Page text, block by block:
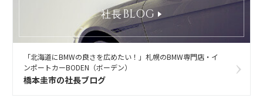
社長BLOG
「北海道にBMWの良さを広めたい！」札幌のBMW専門店・イ
ンポートカーBODEN（ボーデン）
橋本圭市の社長ブログ